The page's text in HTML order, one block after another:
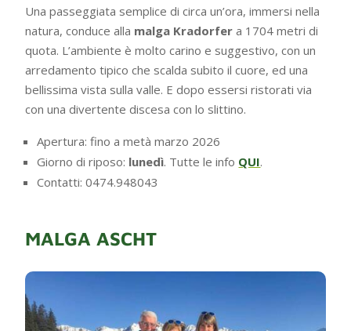
Una passeggiata semplice di circa un’ora, immersi nella
natura, conduce alla malga Kradorfer a 1704 metri di
quota. L’ambiente è molto carino e suggestivo, con un
arredamento tipico che scalda subito il cuore, ed una
bellissima vista sulla valle. E dopo essersi ristorati via
con una divertente discesa con lo slittino.
Apertura: fino a metà marzo 2026
Giorno di riposo: lunedì. Tutte le info QUI.
Contatti: 0474.948043
MALGA ASCHT